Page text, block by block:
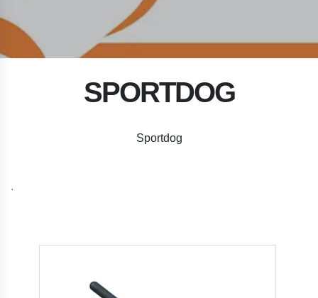
SPORTDOG
Sportdog
.